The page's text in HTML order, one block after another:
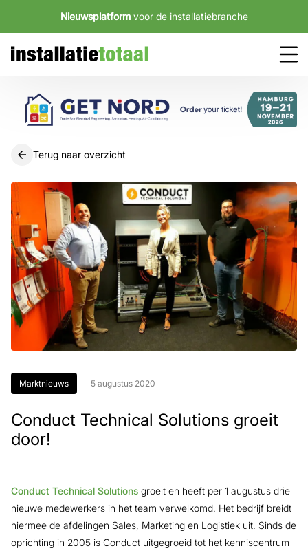
Nieuwsplatform voor de installatiebranche
Terug naar overzicht
Marktnieuws 5 augustus 2020
Conduct Technical Solutions groeit
door!
Conduct Technical Solutions groeit en heeft per 1 augustus drie
nieuwe medewerkers in het team verwelkomd. Het bedrijf breidt
hiermee de afdelingen Sales, Marketing en Logistiek uit. Sinds de
oprichting in 2005 is Conduct uitgegroeid tot het kenniscentrum